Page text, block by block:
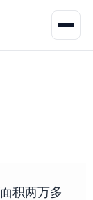
积两万多